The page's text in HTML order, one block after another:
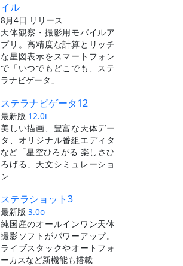
イル
8月4日 リリース
天体観察・撮影用モバイルア
プリ。高精度な計算とリッチ
な星図表示をスマートフォン
で「いつでもどこでも、ステ
ラナビゲータ」
ステラナビゲータ12
最新版 12.0i
美しい描画、豊富な天体デー
タ、オリジナル番組エディタ
など「星空ひろがる 楽しさひ
ろげる」天文シミュレーショ
ン
ステラショット3
最新版 3.0o
純国産のオールインワン天体
撮影ソフトがパワーアップ。
ライブスタックやオートフォ
ーカスなど新機能も搭載